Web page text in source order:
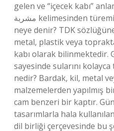
gelen ve “içecek kabı”
مشربة kelimesinden türemiş bir kelimedir. Maşrapa
neye denir? TDK
metal, plastik veya
kabı olarak bilinmektedir.
sayesinde sularını
nedir? Bardak, kil, metal
malzemelerden yapılmış
cam benzeri bir kaptır.
tasarımlarla hala
dil birliği çerçevesinde bu